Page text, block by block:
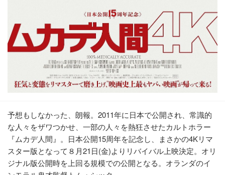
予想もしなかった、朗報。2011年に日本で公開され、常識的
な人々をザワつかせ、一部の人々を熱狂させたカルトホラー
『ムカデ人間』。日本公開15周年を記念し、まさかの4Kリマ
スター版となって８月21日(金)よりリバイバル上映決定。オリ
ジナル版公開時を上回る規模での公開となる。オランダのイ